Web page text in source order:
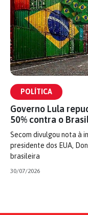
POLÍTICA
Governo Lula
50% contra o
Secom divulgou nota à
presidente dos EUA,
brasileira
30/07/2026